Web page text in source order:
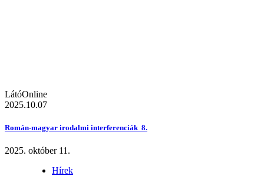
LátóOnline
2025.10.07
Román-magyar irodalmi interferenciák 8.
2025. október 11.
Hírek